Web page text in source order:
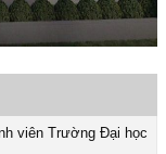
viên Trường Đại học